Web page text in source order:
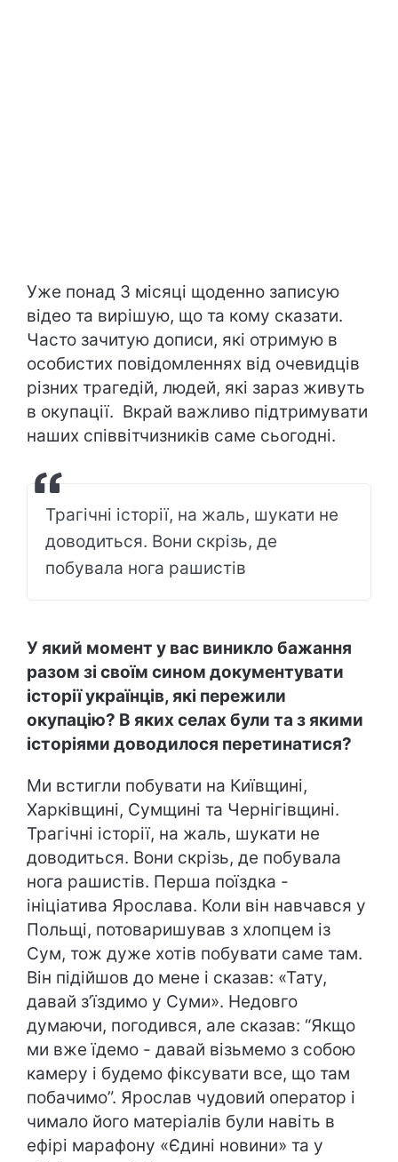
Уже понад 3 місяці щоденно записую
відео та вирішую, що та кому сказати.
Часто зачитую дописи, які отримую в
особистих повідомленнях від очевидців
різних трагедій, людей, які зараз живуть
в окупації. Вкрай важливо підтримувати
наших співвітчизників саме сьогодні.
Трагічні історії, на жаль, шукати не
доводиться. Вони скрізь, де
побувала нога рашистів
У який момент у вас виникло бажання
разом зі своїм сином документувати
історії українців, які пережили
окупацію? В яких селах були та з якими
історіями доводилося перетинатися?
Ми встигли побувати на Київщині,
Харківщині, Сумщині та Чернігівщині.
Трагічні історії, на жаль, шукати не
доводиться. Вони скрізь, де побувала
нога рашистів. Перша поїздка -
ініціатива Ярослава. Коли він навчався у
Польщі, потоваришував з хлопцем із
Сум, тож дуже хотів побувати саме там.
Він підійшов до мене і сказав: «Тату,
давай з’їздимо у Суми». Недовго
думаючи, погодився, але сказав: “Якщо
ми вже їдемо - давай візьмемо з собою
камеру і будемо фіксувати все, що там
побачимо”. Ярослав чудовий оператор і
чимало його матеріалів були навіть в
ефірі марафону «Єдині новини» та у